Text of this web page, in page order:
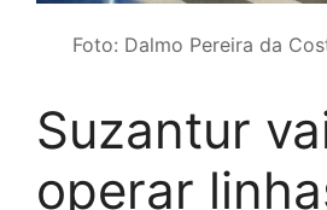
Foto: Dalmo Pereira da
Suzantur
operar